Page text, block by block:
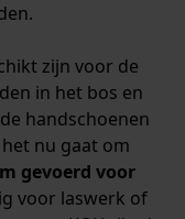
zijn voor de
in het bos en
handschoenen
nu gaat om
gevoerd voor
voor laswerk of